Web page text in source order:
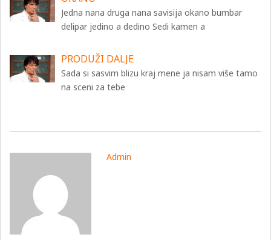
Jedna nana druga nana savisija okano bumbar
delipar jedino a dedino Sedi kamen a
PRODUŽI DALJE
Sada si sasvim blizu kraj mene ja nisam više tamo
na sceni za tebe
Admin